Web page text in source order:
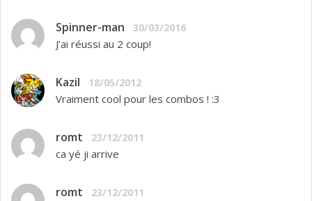
Spinner-man 30/03/2016
J’ai réussi au 2 coup!
Kazil 18/05/2012
Vraiment cool pour les combos ! :3
romt 23/12/2011
ca yé ji arrive
romt 23/12/2011